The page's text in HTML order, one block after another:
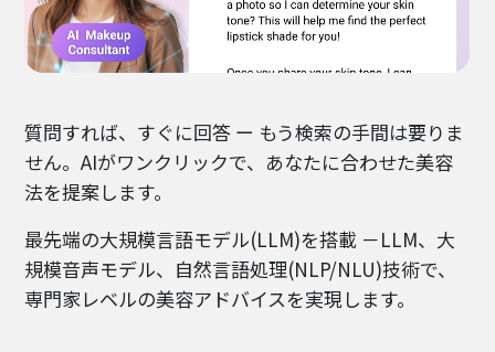
質問すれば、すぐに回答 ー もう検索の手間は要りま
せん。AIがワンクリックで、あなたに合わせた美容
法を提案します。
最先端の大規模言語モデル(LLM)を搭載 －LLM、大
規模音声モデル、自然言語処理(NLP/NLU)技術で、
専門家レベルの美容アドバイスを実現します。